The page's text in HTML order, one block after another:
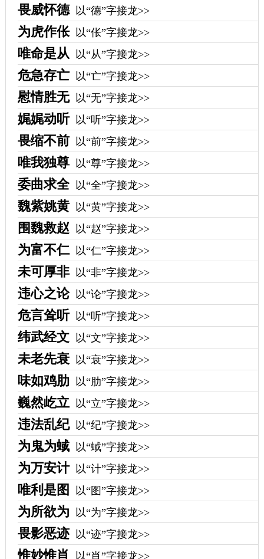
畏威怀德 以“德”字接龙>>
为虎作伥 以“伥”字接龙>>
唯命是从 以“从”字接龙>>
危急存亡 以“亡”字接龙>>
慰情胜无 以“无”字接龙>>
娓娓动听 以“听”字接龙>>
畏缩不前 以“前”字接龙>>
唯我独尊 以“尊”字接龙>>
委曲求全 以“全”字接龙>>
魏紫姚黄 以“黄”字接龙>>
围魏救赵 以“赵”字接龙>>
为富不仁 以“仁”字接龙>>
未可厚非 以“非”字接龙>>
违心之论 以“论”字接龙>>
危言耸听 以“听”字接龙>>
纬武经文 以“文”字接龙>>
未老先衰 以“衰”字接龙>>
味如鸡肋 以“肋”字接龙>>
巍然屹立 以“立”字接龙>>
违法乱纪 以“纪”字接龙>>
为鬼为蜮 以“蜮”字接龙>>
为万安计 以“计”字接龙>>
唯利是图 以“图”字接龙>>
为所欲为 以“为”字接龙>>
畏影恶迹 以“迹”字接龙>>
惟妙惟肖 以“肖”字接龙>>